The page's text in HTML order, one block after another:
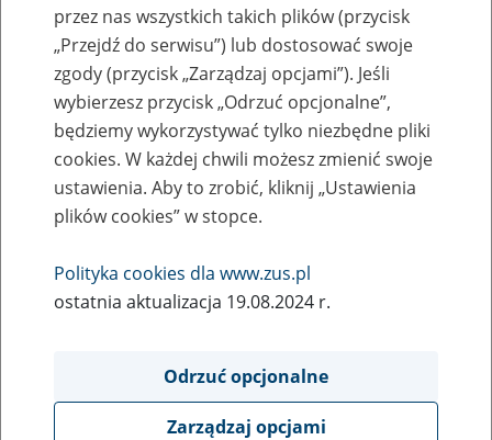
podana strona nie została znaleziona.
Błąd 404
Przejdź do strony głównej
przez nas wszystkich takich plików (przycisk
„Przejdź do serwisu”) lub dostosować swoje
zgody (przycisk „Zarządzaj opcjami”). Jeśli
wybierzesz przycisk „Odrzuć opcjonalne”,
będziemy wykorzystywać tylko niezbędne pliki
cookies. W każdej chwili możesz zmienić swoje
ustawienia. Aby to zrobić, kliknij „Ustawienia
plików cookies” w stopce.
Polityka cookies dla www.zus.pl
ostatnia aktualizacja 19.08.2024 r.
Odrzuć opcjonalne
Zarządzaj opcjami